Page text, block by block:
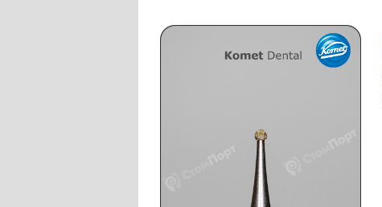
Наконечники и переходники KaVo